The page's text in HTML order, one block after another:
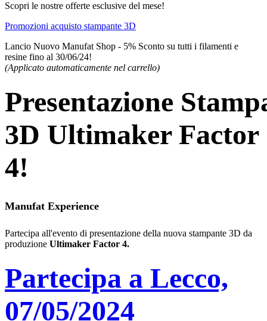
Scopri le nostre offerte esclusive del mese!
Promozioni acquisto stampante 3D
Lancio Nuovo Manufat Shop - 5% Sconto su tutti i filamenti e
resine fino al 30/06/24!
(Applicato automaticamente nel carrello)
Presentazione
3D Ultimaker Factor
4!
Manufat Experience
Partecipa all'evento di presentazione della nuova stampante 3D da
produzione Ultimaker Factor 4.
Partecipa a Lecco,
07/05/2024